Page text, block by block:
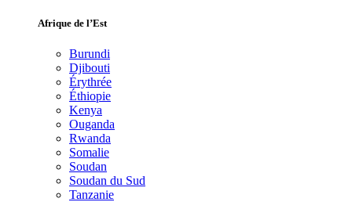
Afrique de l’Est
Burundi
Djibouti
Érythrée
Éthiopie
Kenya
Ouganda
Rwanda
Somalie
Soudan
Soudan du Sud
Tanzanie